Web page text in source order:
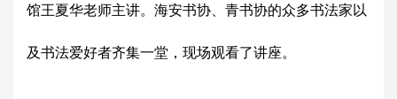
馆王夏华老师主讲。海安书协、青书协的众多书法家以
及书法爱好者齐集一堂，现场观看了讲座。